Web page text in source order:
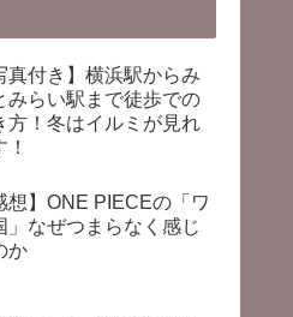
真付き】横浜駅からみ
みらい駅まで徒歩での
方！冬はイルミが見れ
！
想】ONE PIECEの「ワ
」なぜつまらなく感じ
か